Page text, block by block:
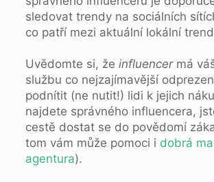
sledovat trendy na sociálních
co patří mezi aktuální lokální
Uvědomte si, že influencermá
službu co nejzajímavější
podnítit (ne nutit!) lidi k jejich
najdete správného influencera,
cestě dostat se do povědomí
tom vám může pomoci i dobrá
agentura).